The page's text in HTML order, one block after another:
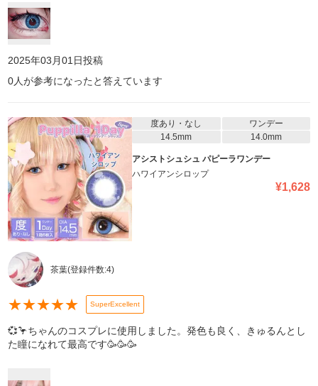
2025年03月01日投稿
0人が参考になったと答えています
度あり・なし
ワンデー
14.5mm
14.0mm
アシストシュシュ パピーラワンデー
ハワイアンシロップ
¥1,628
茶葉(登録件数:4)
★★★★★ SuperExcellent
💞🦩ちゃんのコスプレに使用しました。発色も良く、きゅるんとし
た瞳になれて最高です🥳🥳🥳